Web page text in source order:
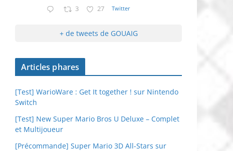
3 27 Twitter
+ de tweets de GOUAIG
Articles phares
[Test] WarioWare : Get It together ! sur Nintendo
Switch
[Test] New Super Mario Bros U Deluxe – Complet
et Multijoueur
[Précommande] Super Mario 3D All-Stars sur